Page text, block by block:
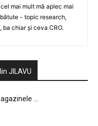
mai mult mă aplec mai
- topic research,
chiar și ceva CRO.
JILAVU
...